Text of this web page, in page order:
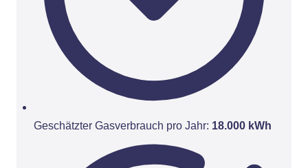
Geschätzter Gasverbrauch pro Jahr: 18.000 kWh